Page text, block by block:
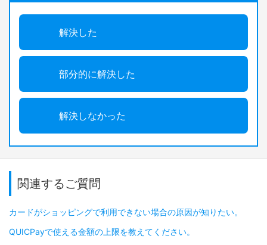
解決した
部分的に解決した
解決しなかった
関連するご質問
カードがショッピングで利用できない場合の原因が知りたい。
QUICPayで使える金額の上限を教えてください。